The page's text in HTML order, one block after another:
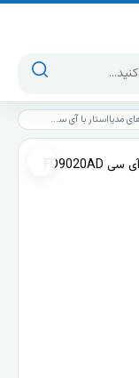
برد پاور نو شکسته گیرنده های مدیااستار با آی سی FD9020AD